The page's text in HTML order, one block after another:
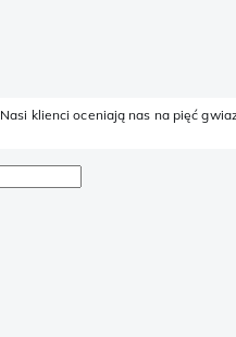
Nasi klienci oceniają nas na pięć